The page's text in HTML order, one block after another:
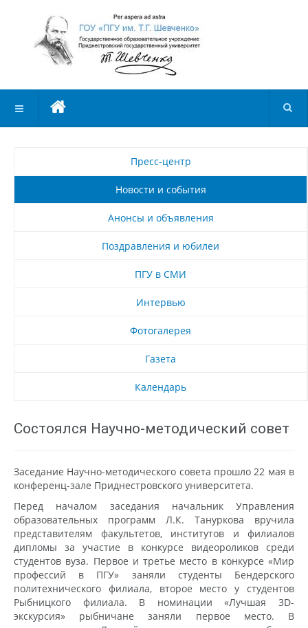
Пресс-центр
Новости и события
Анонсы и объявления
Поздравления и юбилеи
ПГУ в СМИ
Интервью
Фотогалерея
Газета
Календарь
Состоялся Научно-методический совет
Заседание Научно-методического совета прошло 22 мая в
конференц-зале Приднестровского университета.
Перед началом заседания начальник Управления
образовательных программ Л.К. Тануркова вручила
представителям факультетов, институтов и филиалов
дипломы за участие в конкурсе видеороликов среди
студентов вуза. Первое и третье место в конкурсе «Мир
профессий в ПГУ» заняли студенты Бендерского
политехнического филиала, второе место у студентов
Рыбницкого филиала. В номинации «Лучшая 3D-
экскурсия» рыбничане заняли первое место. В